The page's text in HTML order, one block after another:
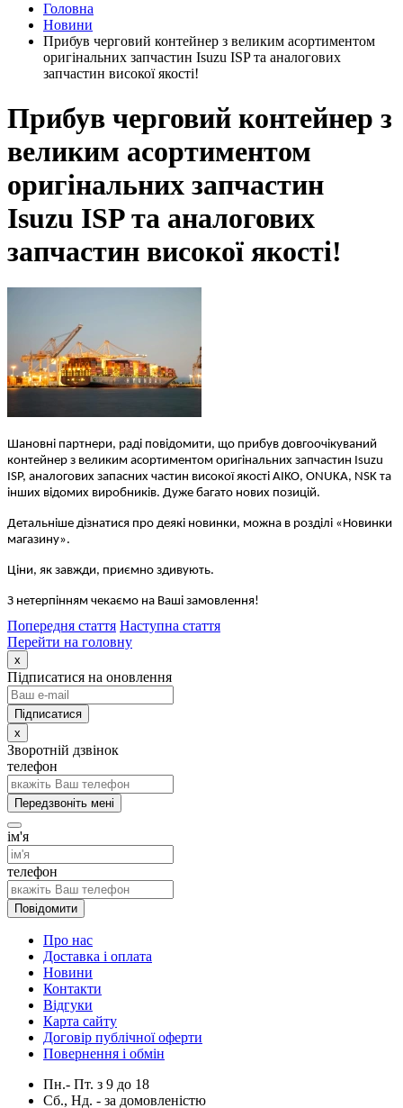
Головна
Новини
Прибув черговий контейнер з великим асортиментом
оригінальних запчастин Isuzu ISP та аналогових
запчастин високої якості!
Прибув черговий контейнер з
великим асортиментом
оригінальних запчастин
Isuzu ISP та аналогових
запчастин високої якості!
Шановні партнери, раді повідомити, що прибув довгоочікуваний
контейнер з великим асортиментом оригінальних запчастин Isuzu
ISP, аналогових запасних частин високої якості AIKO, ONUKA, NSK та
інших відомих виробників. Дуже багато нових позицій.
Детальніше дізнатися про деякі новинки, можна в розділі «Новинки
магазину».
Ціни, як завжди, приємно здивують.
З нетерпінням чекаємо на Ваші замовлення!
Попередня стаття Наступна стаття
Перейти на головну
x
Підписатися на оновлення
x
Зворотній дзвінок
телефон
Передзвоніть мені
ім'я
телефон
Повідомити
Про нас
Доставка і оплата
Новини
Контакти
Відгуки
Карта сайту
Договір публічної оферти
Повернення і обмін
Пн.- Пт. з 9 до 18
Сб., Нд. - за домовленістю